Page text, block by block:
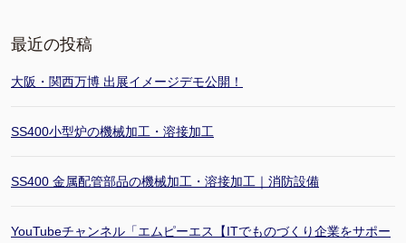
最近の投稿
大阪・関西万博 出展イメージデモ公開！
SS400小型炉の機械加工・溶接加工
SS400 金属配管部品の機械加工・溶接加工｜消防設備
YouTubeチャンネル「エムピーエス【ITでものづくり企業をサポー